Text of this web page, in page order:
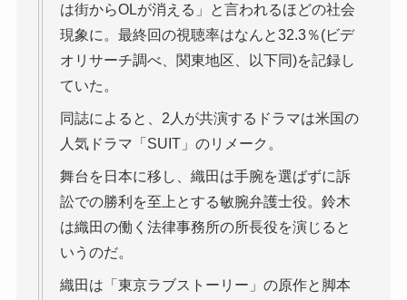
は街からOLが消える」と言われるほどの社会
現象に。最終回の視聴率はなんと32.3％(ビデ
オリサーチ調べ、関東地区、以下同)を記録し
ていた。
同誌によると、2人が共演するドラマは米国の
人気ドラマ「SUIT」のリメーク。
舞台を日本に移し、織田は手腕を選ばずに訴
訟での勝利を至上とする敏腕弁護士役。鈴木
は織田の働く法律事務所の所長役を演じると
いうのだ。
織田は「東京ラブストーリー」の原作と脚本